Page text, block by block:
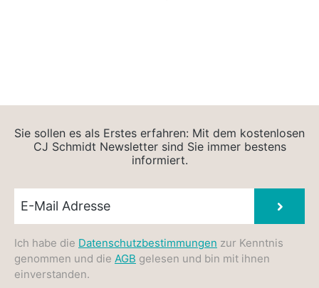
Sie sollen es als Erstes erfahren: Mit dem kostenlosen
CJ Schmidt Newsletter sind Sie immer bestens
informiert.
Ich habe die Datenschutzbestimmungen zur Kenntnis
genommen und die AGB gelesen und bin mit ihnen
einverstanden.